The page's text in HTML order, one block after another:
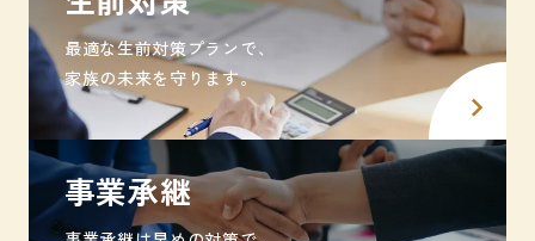
最適な生前対策プランで、
家族の未来を守ります。
事業承継